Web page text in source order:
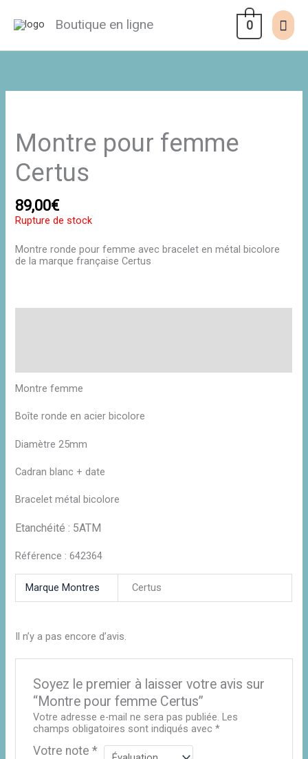
contenu
Boutique en ligne 0
Montre pour femme
Certus
89,00€
Rupture de stock
Montre ronde pour femme avec bracelet en métal bicolore
de la marque française Certus
Montre femme
Boîte ronde en acier bicolore
Diamètre 25mm
Cadran blanc + date
Bracelet métal bicolore
Etanchéité : 5ATM
Référence : 642364
Marque Montres Certus
Il n’y a pas encore d’avis.
Soyez le premier à laisser votre avis sur
“Montre pour femme Certus”
Votre adresse e-mail ne sera pas publiée. Les
champs obligatoires sont indiqués avec *
Votre note *